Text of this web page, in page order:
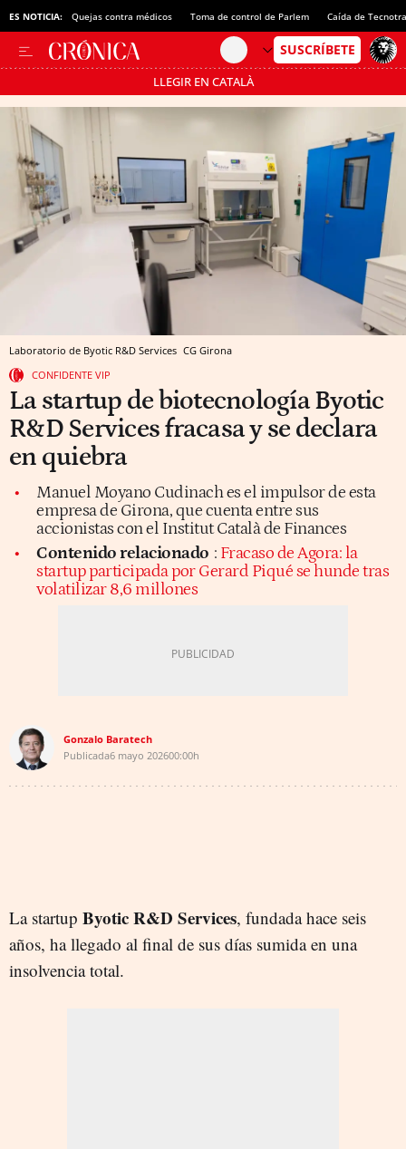
ES NOTICIA: Quejas contra médicos Toma de control de Parlem Caída de
LLEGIR EN CATALÀ
Pásate al MODO AHORRO
Laboratorio de Byotic R&D Services CG Girona
CONFIDENTE VIP
La startup de biotecnología Byotic
R&D Services fracasa y se declara
en quiebra
Manuel Moyano Cudinach es el impulsor de esta
empresa de Girona, que cuenta entre sus
accionistas con el Institut Català de Finances
Contenido relacionado : Fracaso de Agora: la
startup participada por Gerard Piqué se hunde tras
volatilizar 8,6 millones
Gonzalo Baratech
Publicada6 mayo 202600:00h
La startup Byotic R&D Services, fundada hace seis
años, ha llegado al final de sus días sumida en una
insolvencia total.